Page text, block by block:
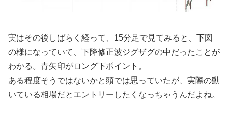
実はその後しばらく経って、15分足で見てみると、下図
の様になっていて、下降修正波ジグザグの中だったことが
わかる。青矢印がロング下ポイント。
ある程度そうではないかと頭では思っていたが、実際の動
いている相場だとエントリーしたくなっちゃうんだよね。